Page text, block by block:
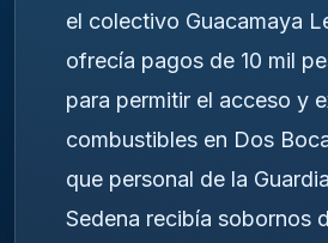
el colectivo Guacamaya
ofrecía pagos de 10 mil
para permitir el acceso y
combustibles en Dos
que personal de la
Sedena recibía sobornos